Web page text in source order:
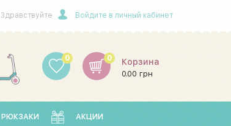
Здравствуйте Войдите в личный кабинет
0 Корзина
0.00 грн
0
РЮКЗАКИ АКЦИИ